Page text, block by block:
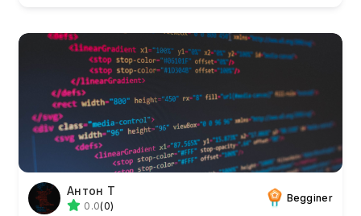
Антон T
0.0(0)
Begginer